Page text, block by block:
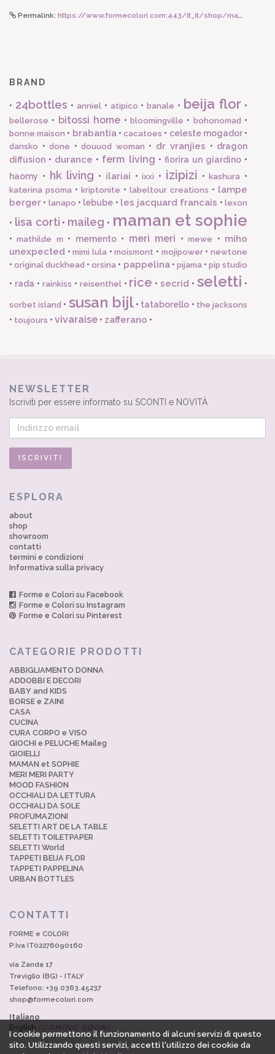
Permalink: https://www.formecolori.com:443/it_it/shop/maman_et_sophie/orecchino_a_lobo_con_lettera/maman_et_sophie_orecchino_a_lobo_lettera_b/2089
BRAND
• 24bottles • anniel• atipico •banale • beija flor •
bellerose • bitossi home • bloomingville • bohonomad •
bonne maison • brabantia•cacatoes • celeste mogador•
dansko • done • douuod woman • dr vranjies • dragon
diffusion • durance • ferm living • fiorira un giardino•
haomy • hk living • ilariai •ixxi • izipizi •kashura •
katerina psoma • kriptonite • labeltour creations • lampe
berger • lanapo • lebube • les jacquard francais •lexon
• lisa corti • maileg • maman et sophie
•mathilde m • memento• meri meri •mewe • miho
unexpected •mimi lula •moismont • mojipower•newtone
•original duckhead •orsina • pappelina• pijama • pip studio
• rada • rainkiss • reisenthel• rice •secrid •seletti •
sorbet island • susan bijl• tataborello • the jacksons
• toujours • vivaraise • zafferano •
NEWSLETTER
Iscriviti per essere informato su SCONTI e NOVITÀ
ESPLORA
about
shop
showroom
contatti
termini e condizioni
Informativa sulla privacy
Forme e Colori su Facebook
Forme e Colori su Instagram
Forme e Colori su Pinterest
CATEGORIE PRODOTTI
ABBIGLIAMENTO DONNA
ADDOBBI E DECORI
BABY and KIDS
BORSE e ZAINI
CASA
CUCINA
CURA CORPO e VISO
GIOCHI e PELUCHE Maileg
GIOIELLI
MAMAN et SOPHIE
MERI MERI PARTY
MOOD FASHION
OCCHIALI DA LETTURA
OCCHIALI DA SOLE
PROFUMAZIONI
SELETTI ART DE LA TABLE
SELETTI TOILETPAPER
SELETTI World
TAPPETI BEIJA FLOR
TAPPETI PAPPELINA
URBAN BOTTLES
CONTATTI
FORME e COLORI
P.Iva IT02276090160
via Zanda 17
Treviglio (BG) - ITALY
Telefono: +39 0363.45237
shop@formecolori.com
Italiano
English (COMING SOON)
I cookie permettono il funzionamento di alcuni servizi di questo
sito. Utilizzando questi servizi, accetti l'utilizzo dei cookie da